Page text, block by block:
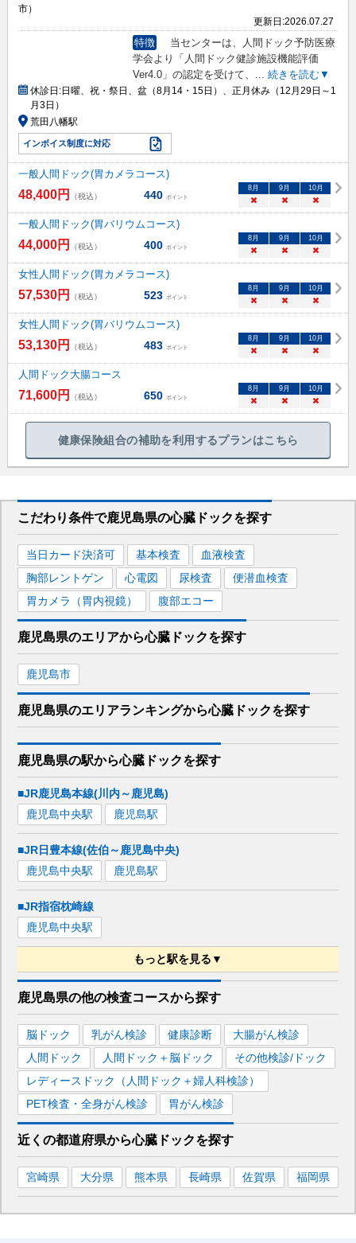
市）
更新日:2026.07.27
特徴
当センターは、人間ドック予防医療
学会より「人間ドック健診施設機能評価
Ver4.0」の認定を受けて、
続きを読む▼
休診日:日曜、祝・祭日、盆（8月14・15日）、正月休み（12月29日～1
月3日）
荒田八幡駅
インボイス制度に対応
一般人間ドック(胃カメラコース)
48,400円 （税込） 440 ポイント
8 月 9 月 10月
× × ×
一般人間ドック(胃バリウムコース)
44,000円 （税込） 400 ポイント
8 月 9 月 10月
× × ×
女性人間ドック(胃カメラコース)
57,530円 （税込） 523 ポイント
8 月 9 月 10月
× × ×
女性人間ドック(胃バリウムコース)
53,130円 （税込） 483 ポイント
8 月 9 月 10月
× × ×
人間ドック大腸コース
71,600円 （税込） 650 ポイント
8 月 9 月 10月
× × ×
健康保険組合の補助を利用するプランはこちら
こだわり条件で鹿児島県の心臓ドックを探す
当日カード決済可 基本検査
血液検査
胸部レントゲン
心電図 尿検査
便潜血検査
胃カメラ（胃内視鏡）
腹部エコー
鹿児島県のエリアから心臓ドックを探す
鹿児島市
鹿児島県のエリアランキングから心臓ドックを探す
鹿児島県の駅から心臓ドックを探す
■JR鹿児島本線(川内～鹿児島)
鹿児島中央駅 鹿児島駅
■JR日豊本線(佐伯～鹿児島中央)
鹿児島中央駅 鹿児島駅
■JR指宿枕崎線
鹿児島中央駅
もっと駅を見る▼
■鹿児島市電１系統
鹿児島駅前駅 桜島桟橋駅 荒田八幡駅
■鹿児島市電２系統
鹿児島中央駅前駅 鹿児島駅前駅 桜島桟橋駅
■九州新幹線
駅
鹿児島県の他の検査コースから探す
脳ドック 乳がん検診 健康診断
大腸がん検診
人間ドック
人間ドック＋脳ドック
その他検診/ドック
レディースドック（人間ドック＋婦人科検診）
PET検査・全身がん検診
胃がん検診
近くの都道府県から心臓ドックを探す
宮崎県 大分県 熊本県 長崎県 佐賀県 福岡県